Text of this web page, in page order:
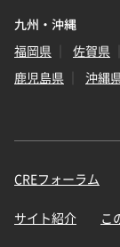
九州・沖縄
福岡県
佐賀県
鹿児島県
沖縄
CREフォーラム
サイト紹介 こ